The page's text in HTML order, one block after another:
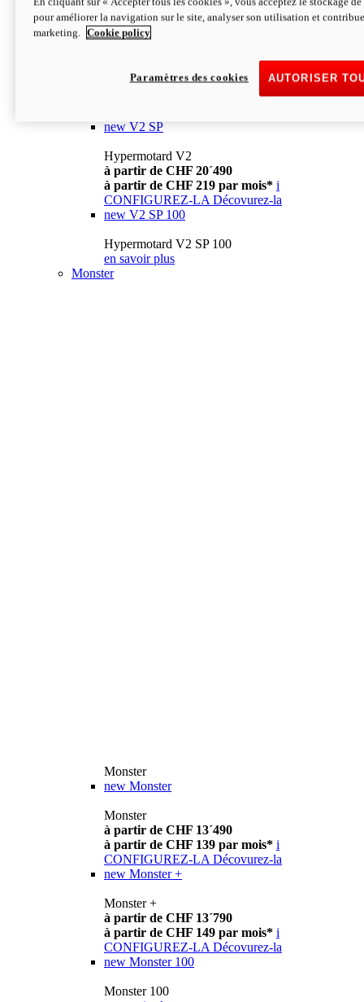
à partir de CHF 13´990 i
CONFIGUREZ-LA Décovurez-la
newV2
à partir de CHF 15´990
à partir de CHF 169 par mois* i
new V2 SP
Hypermotard V2
à partir de CHF 20´490
à partir de CHF 219 par mois* i
CONFIGUREZ-LA Décovurez-la
new V2 SP 100
Hypermotard V2 SP 100
en savoir plus
Monster
Monster
new Monster
Monster
à partir de CHF 13´490
à partir de CHF 139 par mois* i
CONFIGUREZ-LA Décovurez-la
new Monster +
Monster +
à partir de CHF 13´790
à partir de CHF 149 par mois* i
CONFIGUREZ-LA Décovurez-la
new Monster 100
Monster 100
pour améliorer la navigation sur le site, analyser son utilisation et
marketing.
Cookie policy
AUTORISER
Paramètres des cookies